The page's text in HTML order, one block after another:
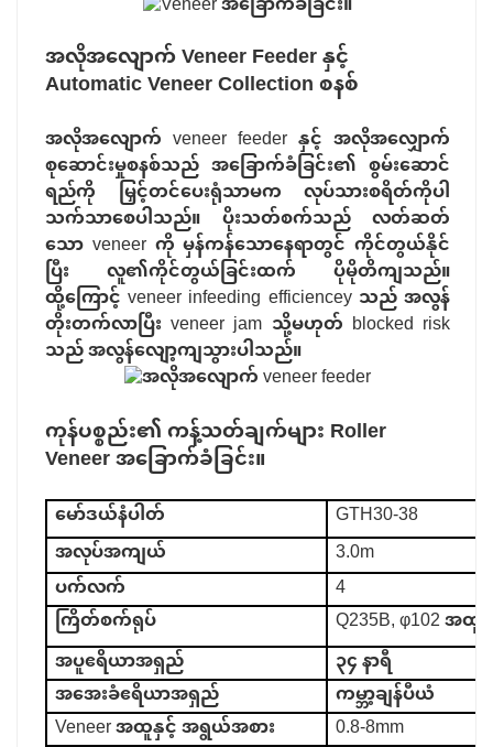
အလိုအလျောက် Veneer Feeder နှင့်
Automatic Veneer Collection စနစ်
အလိုအလျောက် veneer feeder နှင့် အလိုအလျှောက်
စုဆောင်းမှုစနစ်သည် အခြောက်ခံခြင်း၏ စွမ်းဆောင်
ရည်ကို မြှင့်တင်ပေးရုံသာမက လုပ်သားစရိတ်ကိုပါ
သက်သာစေပါသည်။ ပိုးသတ်စက်သည် လတ်ဆတ်
သော veneer ကို မှန်ကန်သောနေရာတွင် ကိုင်တွယ်နိုင်
ပြီး လူ၏ကိုင်တွယ်ခြင်းထက် ပိုမိုတိကျသည်။
ထို့ကြောင့် veneer infeeding efficiencey သည် အလွန်
တိုးတက်လာပြီး veneer jam သို့မဟုတ် blocked risk
သည် အလွန်လျော့ကျသွားပါသည်။
ကုန်ပစ္စည်း၏ ကန့်သတ်ချက်များRoller
Veneer အခြောက်ခံခြင်း။
မော်ဒယ်နံပါတ်
GTH30-38
အလုပ်အကျယ်
3.0m
ပက်လက်
4
ကြိတ်စက်ရုပ်
Q235B, φ102 အထူ
အပူဧရိယာအရှည်
၃၄ နာရီ
အအေးခံဧရိယာအရှည်
ကမ္ဘာ့ချန်ပီယံ
Veneer အထူနှင့် အရွယ်အစား
0.8-8mm